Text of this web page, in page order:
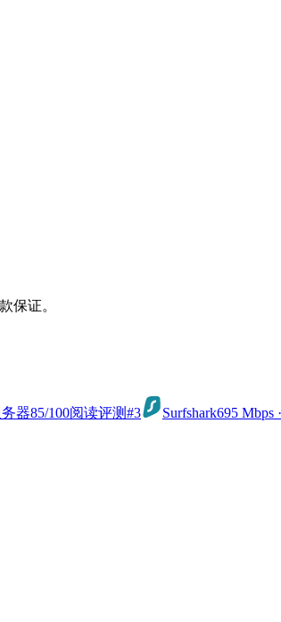
保证。
务器85/100阅读评测#3 Surfshark695 Mbps